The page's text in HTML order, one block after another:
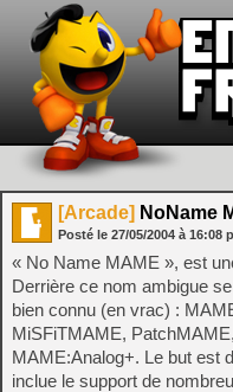
[Arcade] NoName
Posté le 27/05/2004 à 16:08
« No Name MAME », est
Derrière ce nom ambigue
bien connu (en vrac) :
MiSFiTMAME,
MAME:Analog+. Le but est
inclue le support de